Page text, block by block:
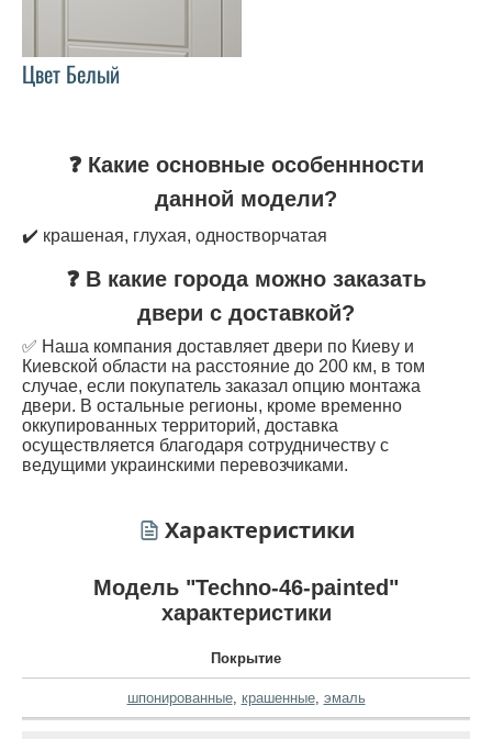
Цвет Белый
❓ Какие основные особеннности
данной модели?
✔️ крашеная, глухая, одностворчатая
❓ В какие города можно заказать
двери с доставкой?
✅ Наша компания доставляет двери по Киеву и
Киевской области на расстояние до 200 км, в том
случае, если покупатель заказал опцию монтажа
двери. В остальные регионы, кроме временно
оккупированных территорий, доставка
осуществляется благодаря сотрудничеству с
ведущими украинскими перевозчиками.
Характеристики
Модель "Techno-46-painted"
характеристики
Покрытие
шпонированные, крашенные, эмаль